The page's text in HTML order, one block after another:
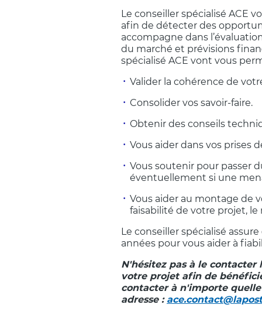
Le conseiller spécialisé ACE
afin de détecter des
accompagne dans
du marché et prévisions
spécialisé ACE vont vous
Valider la cohérence de
Consolider vos savoir-faire.
Obtenir des conseils
Vous aider dans vos prises
Vous soutenir pour passer
éventuellement si une
Vous aider au montage de
faisabilité de votre projet,
Le conseiller spécialisé
années pour vous aider à
N'hésitez pas à le
votre projet afin de
contacter à n'importe
adresse :